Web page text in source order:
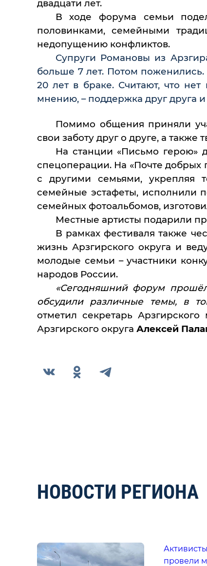
двадцати лет.
В ходе форума семьи
половинками, семейными
недопущению конфликтов.
Супруги Романовы из
больше 7 лет. Потом
20 лет в браке. Считают, что нет
мнению, – поддержка друг друга
Помимо общения приняли
свои заботу друг о друге, а также
На станции «Письмо герою»
спецоперации. На «Почте добрых
с другими семьями, укрепляя
семейные эстафеты, исполнили
семейных фотоальбомов,
Местные артисты подарили
В рамках фестиваля также
жизнь Арзгирского округа и
молодые семьи – участники
народов России.
«Сегодняшний форум
обсудили различные темы, в
отметил секретарь
Арзгирского округа Алексей
НОВОСТИ РЕГИОНА
провели